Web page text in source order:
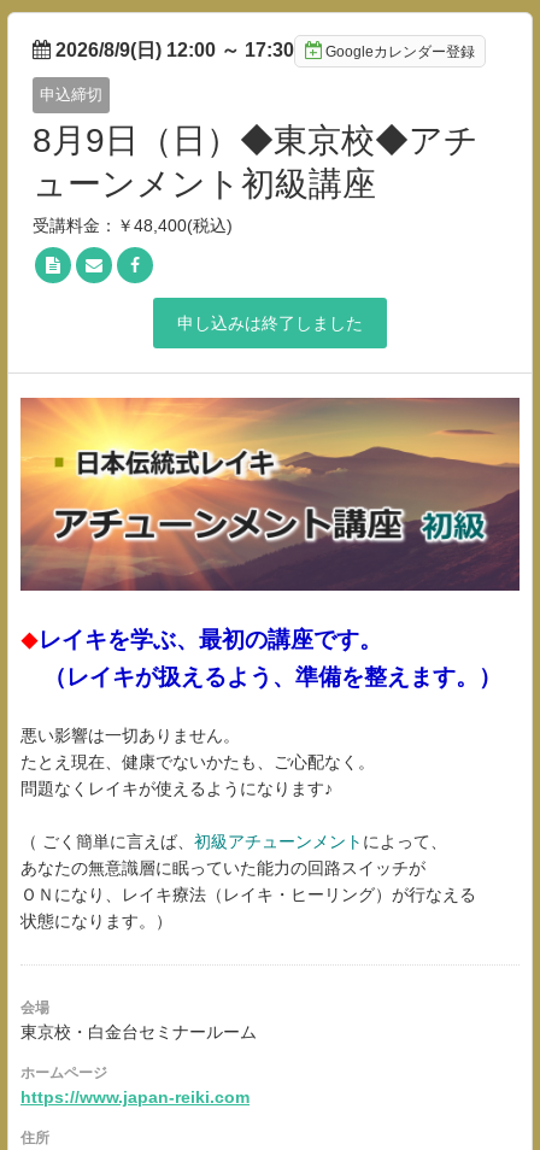
2026/8/9(日) 12:00 ～ 17:30 Googleカレンダー登録
申込締切
8月9日（日）◆東京校◆アチ
ューンメント初級講座
受講料金：￥48,400(税込)
申し込みは終了しました
◆レイキを学ぶ、最初の講座です。
（レイキが扱えるよう、準備を整えます。）
悪い影響は一切ありません。
たとえ現在、健康でないかたも、ご心配なく。
問題なくレイキが使えるようになります♪
（ ごく簡単に言えば、 初級アチューンメント によって、
あなたの無意識層に眠っていた能力の回路スイッチが
ＯＮになり、レイキ療法（レイキ・ヒーリング）が行なえる
状態になります。）
会場
東京校・白金台セミナールーム
ホームページ
https://www.japan-reiki.com
住所